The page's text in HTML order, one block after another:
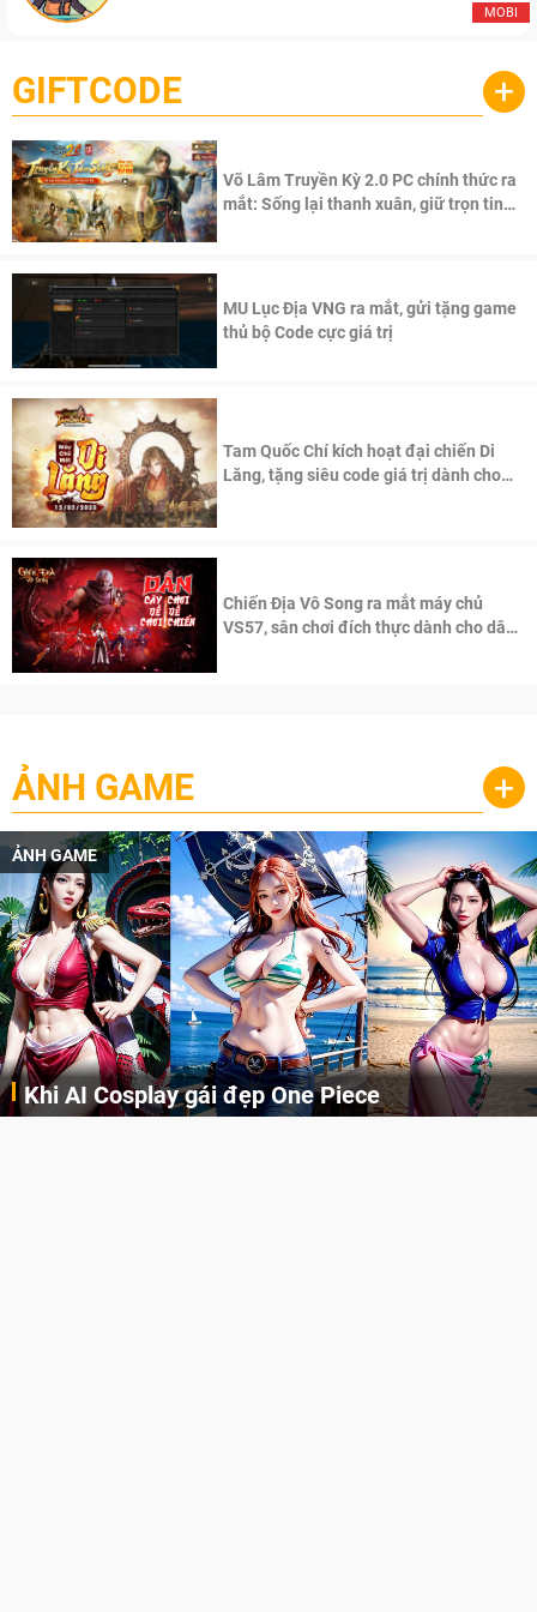
MOBI
GIFTCODE +
Võ Lâm Truyền Kỳ 2.0 PC chính thức ra
mắt: Sống lại thanh xuân, giữ trọn tinh
MU Lục Địa VNG ra mắt, gửi tặng game
thủ bộ Code cực giá trị
Tam Quốc Chí kích hoạt đại chiến Di
Lăng, tặng siêu code giá trị dành cho
Chiến Địa Vô Song ra mắt máy chủ
VS57, sân chơi đích thực dành cho dân
ẢNH GAME +
ẢNH GAME
Khi AI Cosplay gái đẹp One Piece